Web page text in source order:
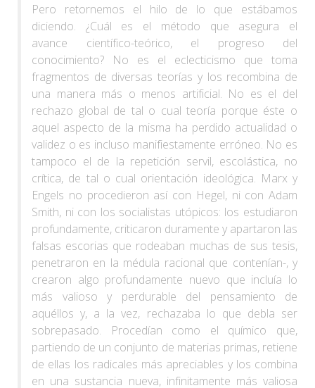
Pero retornemos el hilo de lo que estábamos
diciendo. ¿Cuál es el método que asegura el
avance científico-teórico, el progreso del
conocimiento? No es el eclecticismo que toma
fragmentos de diversas teorías y los recombina de
una manera más o menos artificial. No es el del
rechazo global de tal o cual teoría porque éste o
aquel aspecto de la misma ha perdido actualidad o
validez o es incluso manifiestamente erróneo. No es
tampoco el de la repetición servil, escolástica, no
crítica, de tal o cual orientación ideológica. Marx y
Engels no procedieron así con Hegel, ni con Adam
Smith, ni con los socialistas utópicos: los estudiaron
profundamente, criticaron duramente y apartaron las
falsas escorias que rodeaban muchas de sus tesis,
penetraron en la médula racional que contenían-, y
crearon algo profundamente nuevo que incluía lo
más valioso y perdurable del pensamiento de
aquéllos y, a la vez, rechazaba lo que debla ser
sobrepasado. Procedían como el químico que,
partiendo de un conjunto de materias primas, retiene
de ellas los radicales más apreciables y los combina
en una sustancia nueva, infinitamente más valiosa